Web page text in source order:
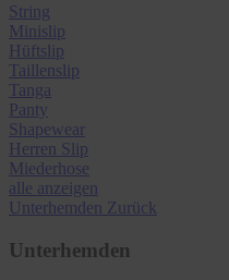
String
Minislip
Hüftslip
Taillenslip
Tanga
Panty
Shapewear
Herren Slip
Miederhose
alle anzeigen
Unterhemden Zurück
Unterhemden